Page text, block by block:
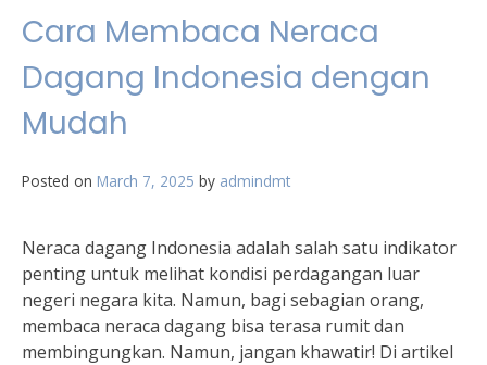
Cara Membaca Neraca
Dagang Indonesia dengan
Mudah
Posted on March 7, 2025 by admindmt
Neraca dagang Indonesia adalah salah satu indikator
penting untuk melihat kondisi perdagangan luar
negeri negara kita. Namun, bagi sebagian orang,
membaca neraca dagang bisa terasa rumit dan
membingungkan. Namun, jangan khawatir! Di artikel